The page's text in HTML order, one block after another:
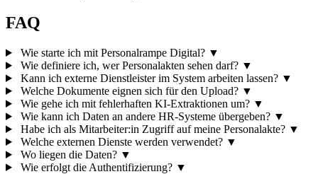
FAQ
Wie starte ich mit Personalrampe Digital? ▼
Wie definiere ich, wer Personalakten sehen darf? ▼
Kann ich externe Dienstleister im System arbeiten lassen? ▼
Welche Dokumente eignen sich für den Upload? ▼
Wie gehe ich mit fehlerhaften KI-Extraktionen um? ▼
Wie kann ich Daten an andere HR-Systeme übergeben? ▼
Habe ich als Mitarbeiter:in Zugriff auf meine Personalakte? ▼
Welche externen Dienste werden verwendet? ▼
Wo liegen die Daten? ▼
Wie erfolgt die Authentifizierung? ▼